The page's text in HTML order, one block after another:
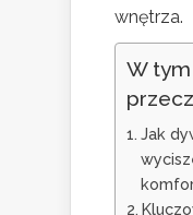
wnętrza.
W
Jak